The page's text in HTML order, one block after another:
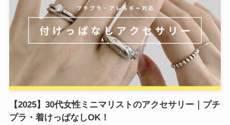
【2025】30代女性ミニマリストのアクセサリー｜プチ
プラ・着けっぱなしOK！